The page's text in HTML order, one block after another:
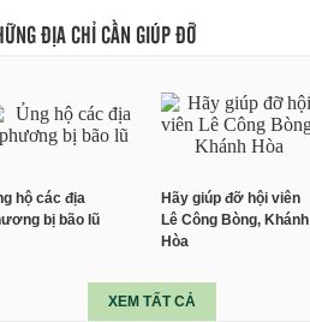
ĐỊA CHỈ CẦN GIÚP ĐỠ
hộ các địa
bị bão lũ
Hãy giúp đỡ hội viên
Lê Công Bòng, Khánh
Hòa
XEM TẤT CẢ